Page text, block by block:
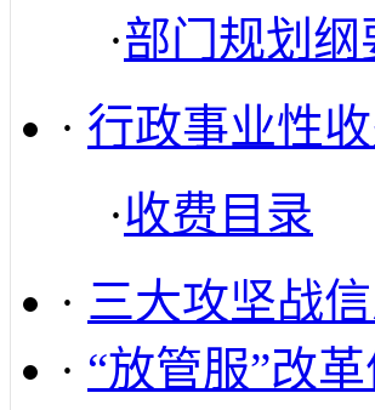
·部门规划纲
· 行政事业性
·收费目录
· 三大攻坚战
· “放管服”改